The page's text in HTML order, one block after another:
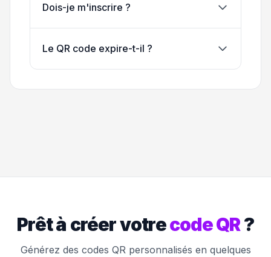
Dois-je m'inscrire ?
Le QR code expire-t-il ?
Prêt à créer votrecode QR?
Générez des codes QR personnalisés en quelques